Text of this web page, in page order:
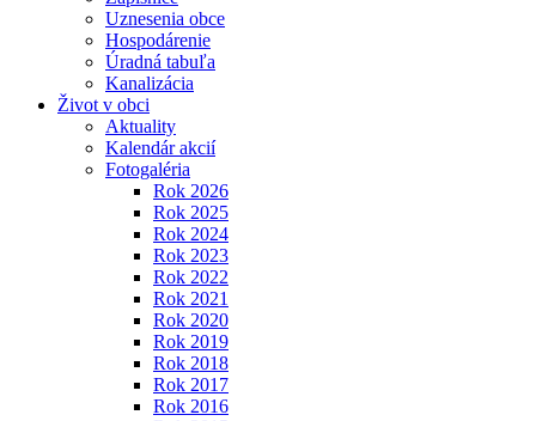
Uznesenia obce
Hospodárenie
Úradná tabuľa
Kanalizácia
Život v obci
Aktuality
Kalendár akcií
Fotogaléria
Rok 2026
Rok 2025
Rok 2024
Rok 2023
Rok 2022
Rok 2021
Rok 2020
Rok 2019
Rok 2018
Rok 2017
Rok 2016